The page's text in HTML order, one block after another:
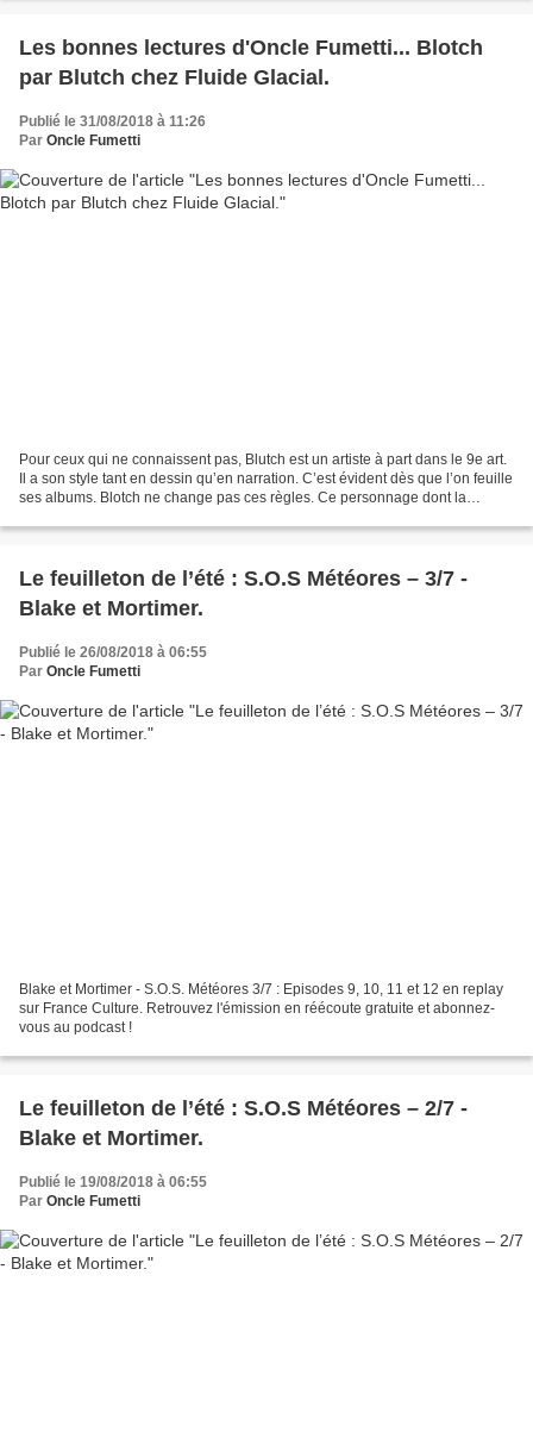
Les bonnes lectures d'Oncle Fumetti... Blotch
par Blutch chez Fluide Glacial.
Publié le 31/08/2018 à 11:26
Par Oncle Fumetti
Pour ceux qui ne connaissent pas, Blutch est un artiste à part dans le 9e art.
Il a son style tant en dessin qu’en narration. C’est évident dès que l’on feuille
ses albums. Blotch ne change pas ces règles. Ce personnage dont la
Le feuilleton de l’été : S.O.S Météores – 3/7 -
Blake et Mortimer.
Publié le 26/08/2018 à 06:55
Par Oncle Fumetti
Blake et Mortimer - S.O.S. Météores 3/7 : Episodes 9, 10, 11 et 12 en replay
sur France Culture. Retrouvez l'émission en réécoute gratuite et abonnez-
vous au podcast !
Le feuilleton de l’été : S.O.S Météores – 2/7 -
Blake et Mortimer.
Publié le 19/08/2018 à 06:55
Par Oncle Fumetti